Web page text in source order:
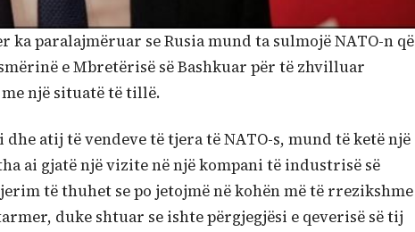
paralajmëruar se Rusia mund ta sulmojë NATO-n që
e Mbretërisë së Bashkuar për të zhvilluar
një situatë të tillë.
atij të vendeve të tjera të NATO-s, mund të ketë një
ai gjatë një vizite në një kompani të industrisë së
të thuhet se po jetojmë në kohën më të rrezikshme
duke shtuar se ishte përgjegjësi e qeverisë së tij